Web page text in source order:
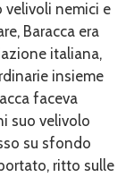
velivoli nemici e
Baracca era
italiana,
insieme
faceva
suo velivolo
su sfondo
ritto sulle